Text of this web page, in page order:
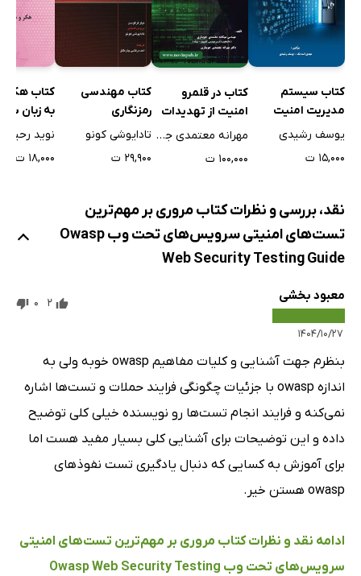
کتاب سیستم
مدیریت امنیت
اطلاعات ISO/IEC
یوسف رشیدی
۱۵,۰۰۰ ت
کتاب در قلمرو
امنیت از تهدیدات
سایبری تا
زبان ساده
مهرانه معتمدی جویباری
۱۰۰,۰۰۰ ت
کتاب مهندسی
رمزنگاری
تادایوشی کونو
۲۹,۹۰۰ ت
کتاب هکر
به زبان
نوید رحیمی
۱۸,۰۰۰ ت
نقد، بررسی و نظرات کتاب مروری بر مهم‌ترین
تست‌های امنیتی سرویس‌های تحت وب Owasp
Web Security Testing Guide
معبود بخشی
۱۴۰۴/۱۰/۲۷
2
0
بنظرم جهت آشنایی و کلیات مفاهیم owasp خوبه ولی به
اندازه owasp با جزئیات چگونگی فرایند حملات و تست‌ها اشاره
نمی‌کنه و فرایند انجام تست‌ها رو نویسنده خیلی کلی توضیح
داده و این توضیحات برای آشنایی کلی بسیار مفید هست اما
برای آموزش به کسایی که دنبال یادگیری تست نفوذ‌های
owasp هستن خیر.
ادامه نقد و نظرات کتاب مروری بر مهم‌ترین تست‌های امنیتی
سرویس‌های تحت وب Owasp Web Security Testing